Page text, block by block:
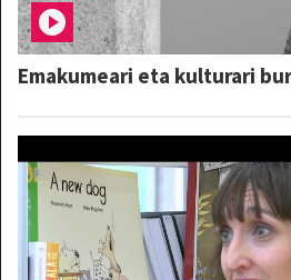
Emakumeari eta kulturari